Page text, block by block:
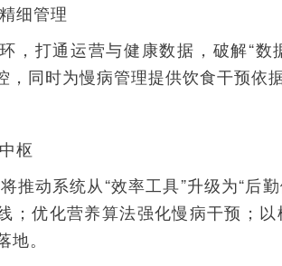
细管理
，打通运营与健康数据，破解“
同时为慢病管理提供饮食干预依
枢
推动系统从“效率工具”升级为“后
；优化营养算法强化慢病干预；
。